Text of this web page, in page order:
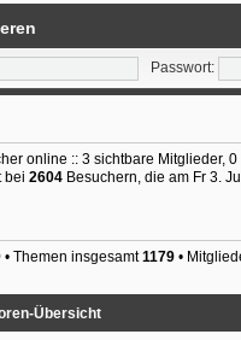
Passwort:
online :: 3 sichtbare Mitglieder,
bei 2604Besuchern, die am Fr 3.
• Themen insgesamt1179•
Übersicht